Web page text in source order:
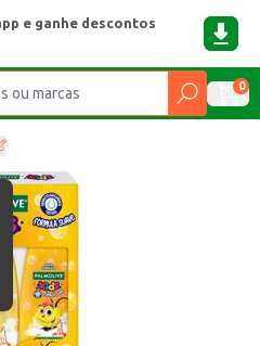
e ganhe descontos
0